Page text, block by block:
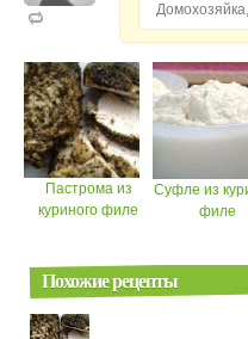
Пастрома из
куриного филе
Суфле из
филе
Похожие рецепты